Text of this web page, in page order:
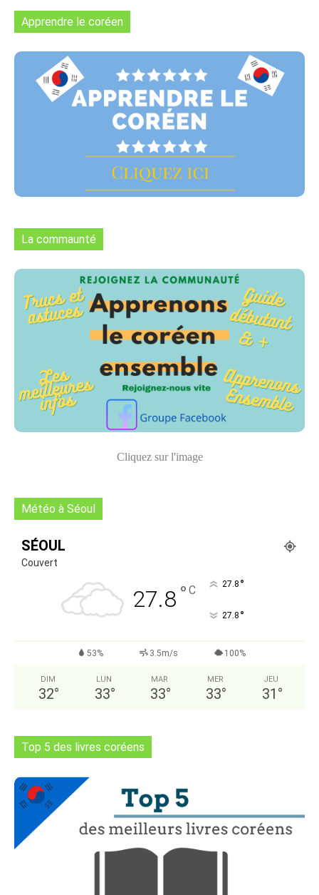
Apprendre le coréen
La commaunté
Cliquez sur l'image
Météo à Séoul
SÉOUL
Couvert
27.8 ° C 27.8 °
27.8 °
53% 3.5m/s 100%
DIM
32°
LUN
33°
MAR
33°
MER
33°
JEU
31 °
Top 5 des livres coréens